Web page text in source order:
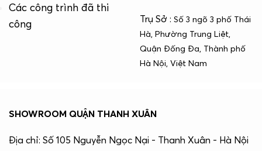
Các công trình đã thi
công
Trụ Sở : Số 3 ngõ 3 phố Thái
Hà, Phường Trung Liệt,
Quận Đống Đa, Thành phố
Hà Nội, Việt Nam
SHOWROOM QUẬN THANH XUÂN
Địa chỉ: Số 105 Nguyễn Ngọc Nại - Thanh Xuân - Hà Nội